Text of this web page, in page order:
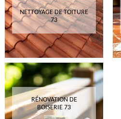
NETTOYAGE DE TOITURE
73
RÉNOVATION DE
BOISERIE 73